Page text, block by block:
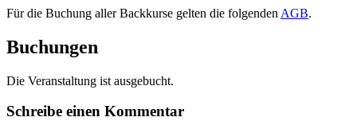
Für die Buchung aller Backkurse gelten die folgenden AGB.
Buchungen
Die Veranstaltung ist ausgebucht.
Schreibe einen Kommentar